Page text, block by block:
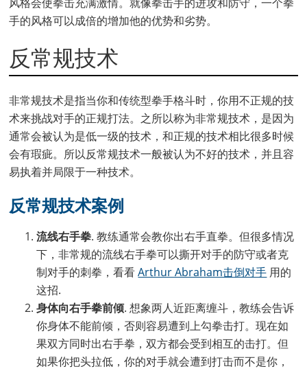
手的风格可以成倍的增加他的优势和劣势。
反常规技术
非常规技术是指当你和传统型拳手格斗时，你用不正规的技
术来挑战对手的正规打法。之所以称为非常规技术，是因为
通常会被认为是低一级的技术，和正规的技术相比很多时候
会有瑕疵。所以反常规技术一般被认为不好的技术，并且容
易执着并局限于一种技术。
反常规技术案例
流线右手拳. 教练通常会教你出右手直拳。但很多情况
下，非常规的流线右手拳可以撕开对手的防守或者克
制对手的刺拳，看看Arthur Abraham击倒对手 用的
这招.
身体向右手拳前倾. 想象两人近距离缠斗，教练会告诉
你身体不能前倾，否则容易遭到上勾拳击打。现在如
果双方同时出右手拳，双方都会受到相互的击打。但
如果你把头拉低，你的对手就会遭到打击而不是你，